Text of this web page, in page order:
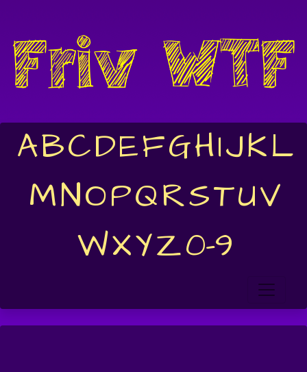
ABCDEFGHIJKL
MNOPQRSTUV
WXYZ0-9